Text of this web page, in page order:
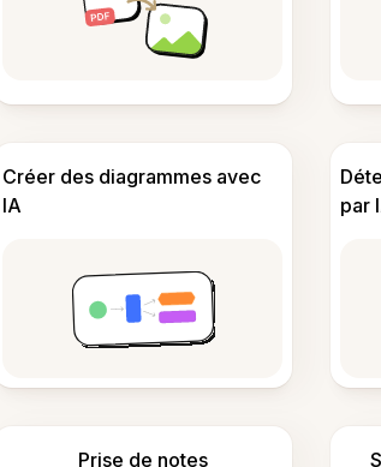
Créer des diagrammes avec
IA
par
Prise de notes